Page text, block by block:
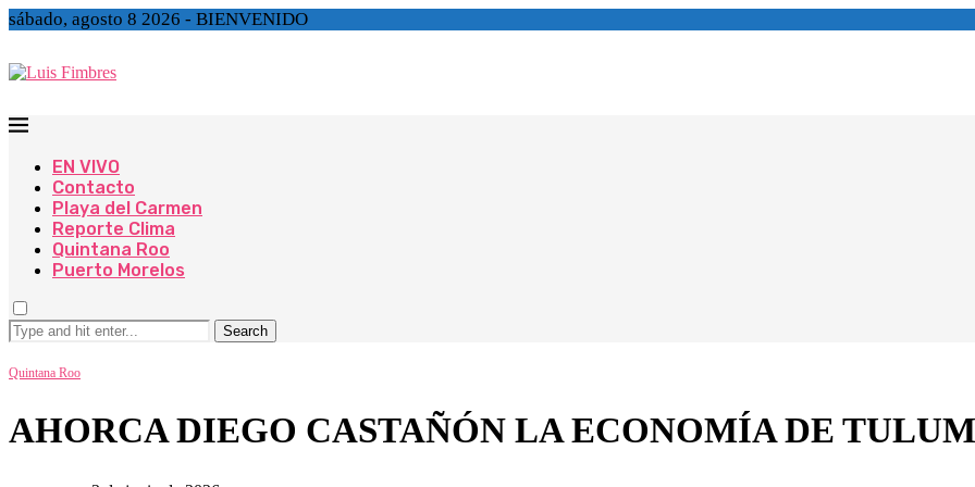
sábado, agosto 8 2026 - BIENVENIDO
EN VIVO
Contacto
Playa del Carmen
Reporte Clima
Quintana Roo
Puerto Morelos
Search
Quintana Roo
AHORCA DIEGO CASTAÑÓN LA ECONOMÍA DE TULUM